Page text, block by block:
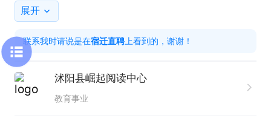
4. 为学生提供课程辅导与答疑，解决学习问题。
学任务，依学员需求定制个性化学习计划。
6. 负责学生思想工作，建立良好师生关系，培养正确
学习观与态度及高效学习方法。
7. 监督管理学生学习效果与状态，定期向教学校长、
展开
联系我时请说是在宿迁直聘 上看到的，谢谢！
沭阳县崛起阅读中心
教育事业